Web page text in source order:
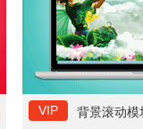
VIP 背景滚动模